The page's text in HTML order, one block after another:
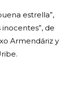
estrella”,
inocentes”, de
Armendáriz y